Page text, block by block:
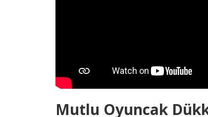
Mutlu Oyuncak